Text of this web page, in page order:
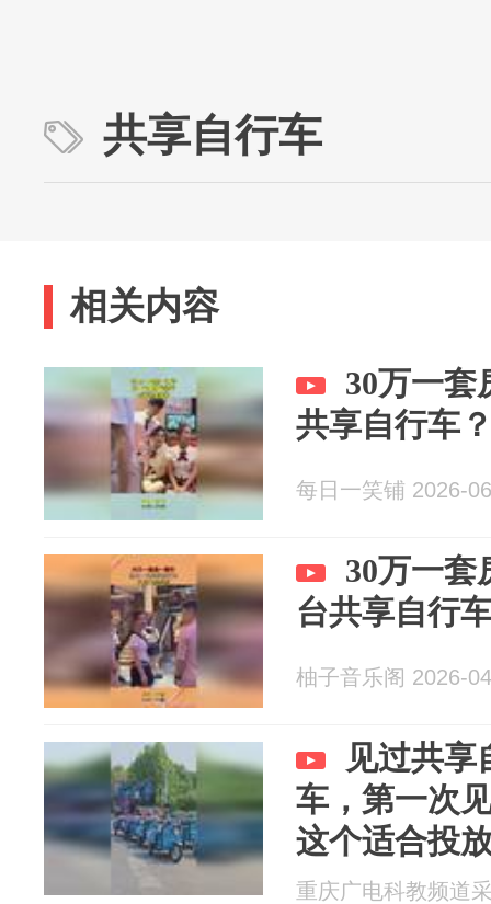
共享自行车
相关内容
30万一套
共享自行车
每日一笑铺 2026-
30万一套
台共享自行
柚子音乐阁 2026-
见过共享
车，第一次
这个适合投
重庆广电科教频道